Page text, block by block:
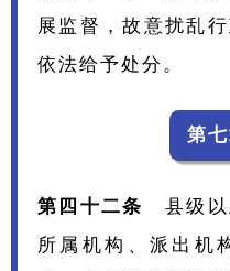
展监督，故意扰乱
依法给予处分。
第
第四十二条 县级
所属机构、派出机